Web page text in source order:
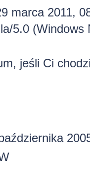
marca 2011,
5.0
jeśli Ci